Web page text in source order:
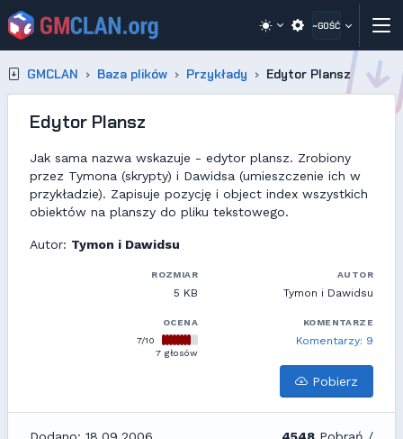
~GOŚĆ
GMCLAN Baza plików Przykłady Edytor Plansz
Edytor Plansz
Jak sama nazwa wskazuje - edytor plansz. Zrobiony
przez Tymona (skrypty) i Dawidsa (umieszczenie ich w
przykładzie). Zapisuje pozycję i object index wszystkich
obiektów na planszy do pliku tekstowego.
Autor: Tymon i Dawidsu
ROZMIAR
5 KB
AUTOR
Tymon i Dawidsu
OCENA
7/10
7 głosów
KOMENTARZE
Komentarzy: 9
Pobierz